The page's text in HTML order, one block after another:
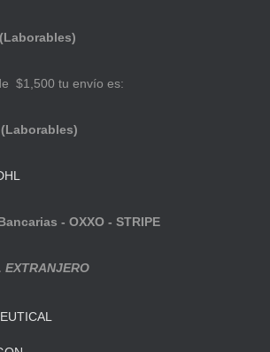
$1,500 tu envío es:
- OXXO - STRIPE
EXTRANJERO